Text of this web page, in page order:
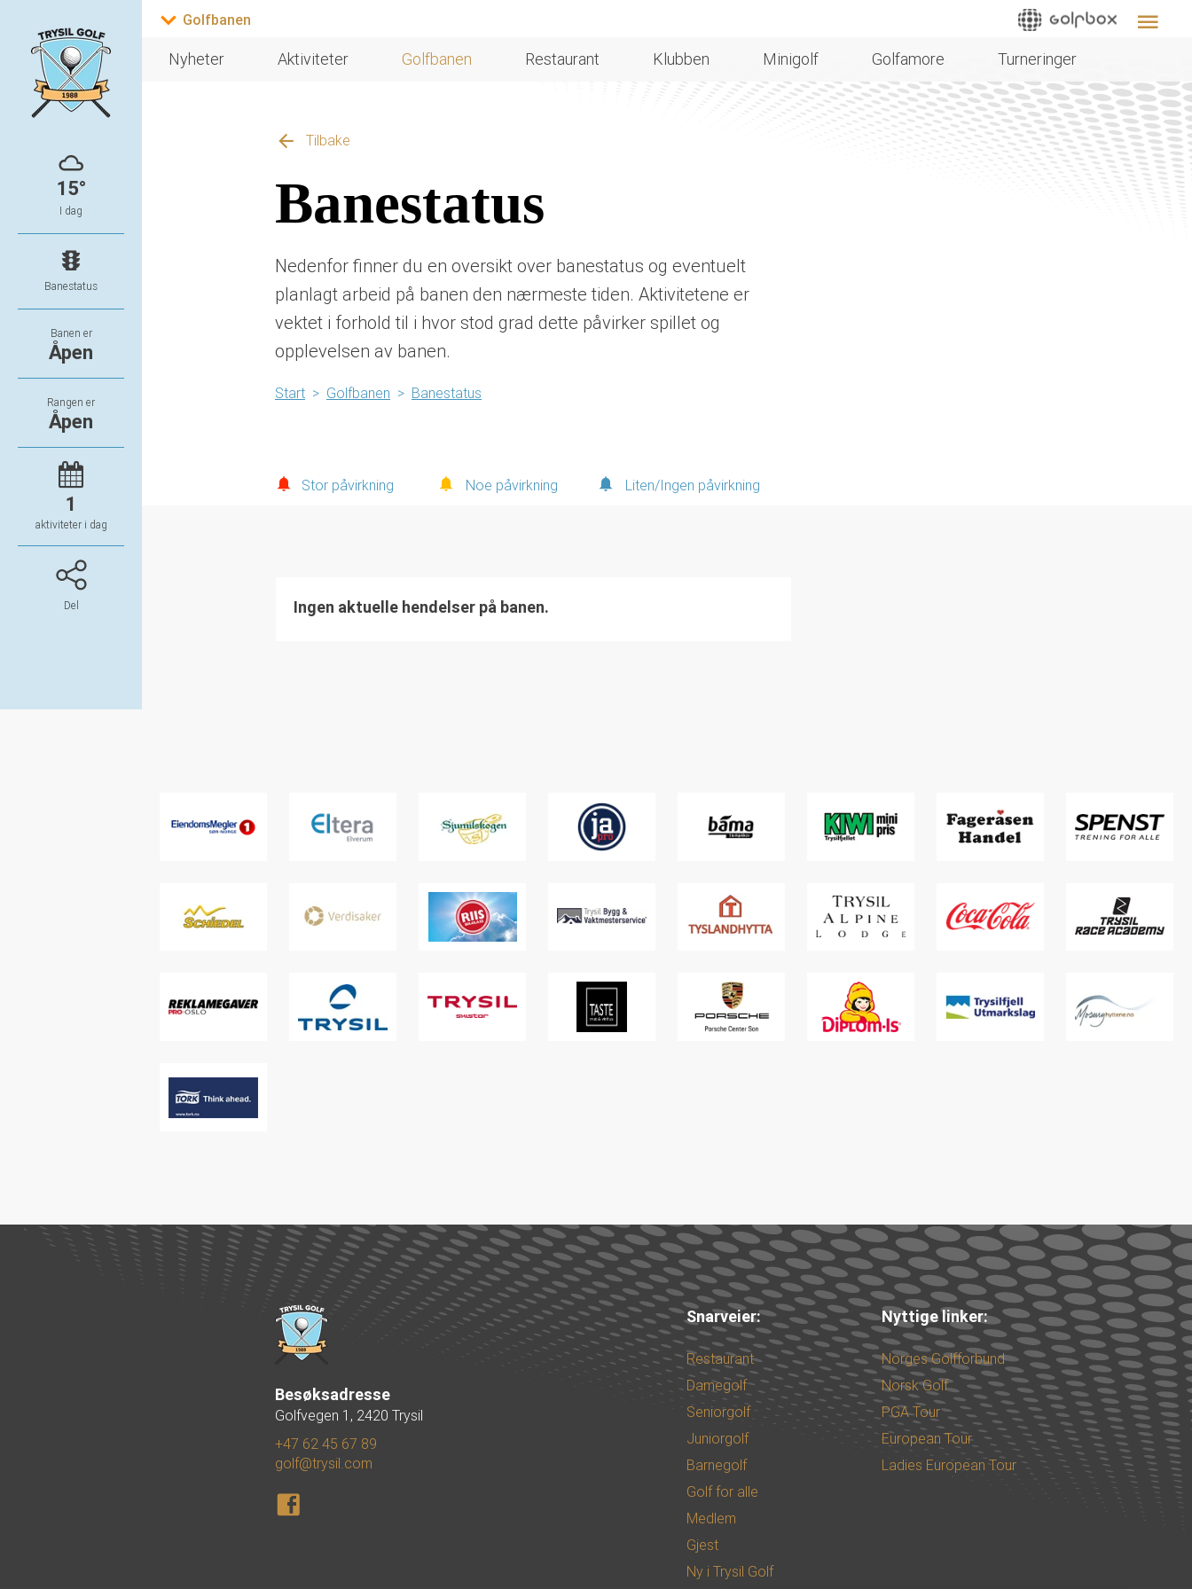
15°
I dag
Banestatus
Banen er
Åpen
Rangen er
Åpen
1
aktiviteter i dag
Del
Nyheter Aktiviteter Golfbanen Restaurant Klubben Minigolf Golfamore Turneringer
Tilbake
Banestatus
Nedenfor finner du en oversikt over banestatus og eventuelt
planlagt arbeid på banen den nærmeste tiden. Aktivitetene er
vektet i forhold til i hvor stod grad dette påvirker spillet og
opplevelsen av banen.
Start > Golfbanen > Banestatus
Stor påvirkning Noe påvirkning Liten/Ingen påvirkning
Ingen aktuelle hendelser på banen.
Besøksadresse
Golfvegen 1, 2420 Trysil
+47 62 45 67 89
golf@trysil.com
Snarveier:
Restaurant
Damegolf
Seniorgolf
Juniorgolf
Barnegolf
Golf for alle
Medlem
Gjest
Ny i Trysil Golf
Nyttige linker:
Norges Golfforbund
Norsk Golf
PGA Tour
European Tour
Ladies European Tour